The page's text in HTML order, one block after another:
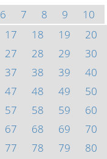
6 7 8 9
10
17 18 19
20
27 28 29
30
37 38 39
40
47 48 49
50
57 58 59
60
67 68 69
70
77 78 79
80